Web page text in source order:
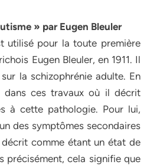
» par Eugen Bleuler
utilisé pour la toute première
Eugen Bleuler, en 1911. Il
la schizophrénie adulte. En
ces travaux où il décrit
à cette pathologie. Pour lui,
des symptômes secondaires
comme étant un état de
précisément, cela signifie que